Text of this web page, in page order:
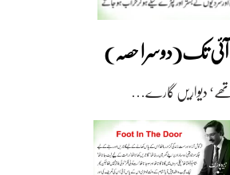
تک(دوسرا حصہ)
دیواریں گارے…